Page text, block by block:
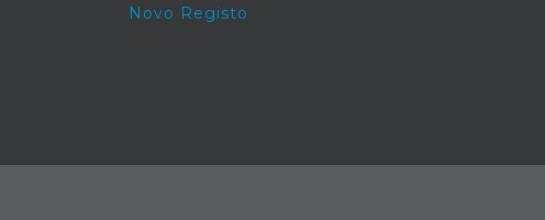
Novo Registo